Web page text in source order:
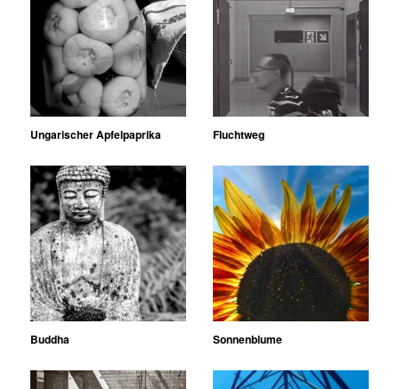
Ungarischer Apfelpaprika Fluchtweg
Buddha Sonnenblume